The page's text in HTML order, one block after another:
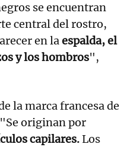
se encuentran
central del rostro,
en laespalda, el
y los hombros",
la marca francesa de
originan por
capilares.Los